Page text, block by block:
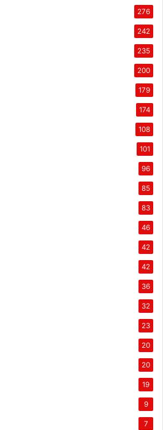
276
242
235
200
179
174
108
101
96
85
83
46
42
42
36
32
23
20
20
19
9
7